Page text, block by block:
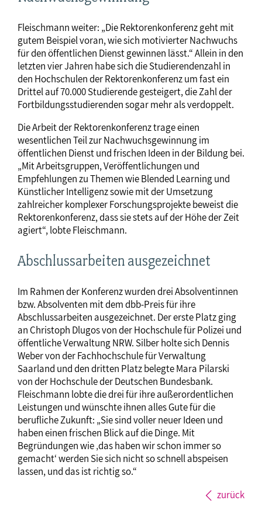
Fleischmann weiter: „Die Rektorenkonferenz geht mit
gutem Beispiel voran, wie sich motivierter Nachwuchs
für den öffentlichen Dienst gewinnen lässt.“ Allein in den
letzten vier Jahren habe sich die Studierendenzahl in
den Hochschulen der Rektorenkonferenz um fast ein
Drittel auf 70.000 Studierende gesteigert, die Zahl der
Fortbildungsstudierenden sogar mehr als verdoppelt.
Die Arbeit der Rektorenkonferenz trage einen
wesentlichen Teil zur Nachwuchsgewinnung im
öffentlichen Dienst und frischen Ideen in der Bildung bei.
„Mit Arbeitsgruppen, Veröffentlichungen und
Empfehlungen zu Themen wie Blended Learning und
Künstlicher Intelligenz sowie mit der Umsetzung
zahlreicher komplexer Forschungsprojekte beweist die
Rektorenkonferenz, dass sie stets auf der Höhe der Zeit
agiert“, lobte Fleischmann.
Abschlussarbeiten ausgezeichnet
Im Rahmen der Konferenz wurden drei Absolventinnen
bzw. Absolventen mit dem dbb-Preis für ihre
Abschlussarbeiten ausgezeichnet. Der erste Platz ging
an Christoph Dlugos von der Hochschule für Polizei und
öffentliche Verwaltung NRW. Silber holte sich Dennis
Weber von der Fachhochschule für Verwaltung
Saarland und den dritten Platz belegte Mara Pilarski
von der Hochschule der Deutschen Bundesbank.
Fleischmann lobte die drei für ihre außerordentlichen
Leistungen und wünschte ihnen alles Gute für die
berufliche Zukunft: „Sie sind voller neuer Ideen und
haben einen frischen Blick auf die Dinge. Mit
Begründungen wie ‚das haben wir schon immer so
gemacht‘ werden Sie sich nicht so schnell abspeisen
lassen, und das ist richtig so.“
zurück